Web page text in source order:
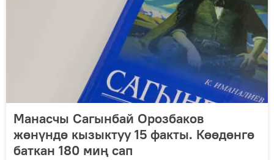
Манасчы Сагынбай Орозбаков
жөнүндө кызыктуу 15 факты. Көөдөнгө
баткан 180 миң сап